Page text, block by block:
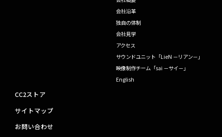
会社沿革
独自の体制
会社見学
アクセス
サウンドユニット「LieN －リアン－」
映像制作チーム「sai －サイ－」
English
CC2ストア
サイトマップ
お問い合わせ